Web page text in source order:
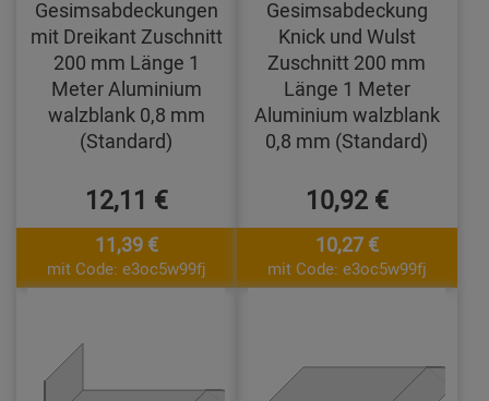
Gesimsabdeckungen
mit Dreikant Zuschnitt
200 mm Länge 1
Meter Aluminium
walzblank 0,8 mm
(Standard)
12,11 €
11,39 €
mit Code: e3oc5w99fj
Gesimsabdeckung
Knick und Wulst
Zuschnitt 200 mm
Länge 1 Meter
Aluminium walzblank
0,8 mm (Standard)
10,92 €
10,27 €
mit Code: e3oc5w99fj